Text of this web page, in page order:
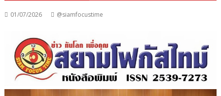
01/07/2026 @siamfocustime